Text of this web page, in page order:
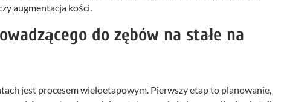
augmentacja kości.
do zębów na stałe na
jest procesem wieloetapowym. Pierwszy etap to planowanie,